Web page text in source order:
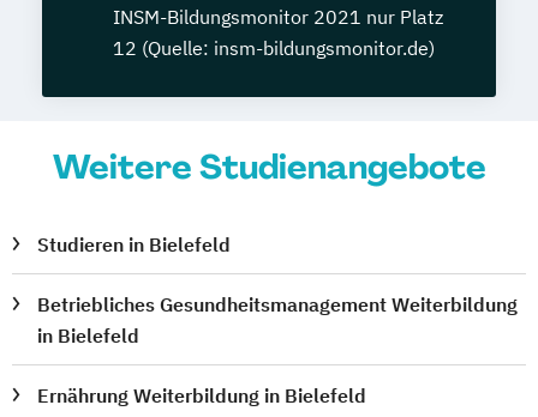
INSM-Bildungsmonitor 2021 nur Platz
12 (Quelle: insm-bildungsmonitor.de)
Weitere Studienangebote
Studieren in Bielefeld
Betriebliches Gesundheitsmanagement Weiterbildung
in Bielefeld
Ernährung Weiterbildung in Bielefeld